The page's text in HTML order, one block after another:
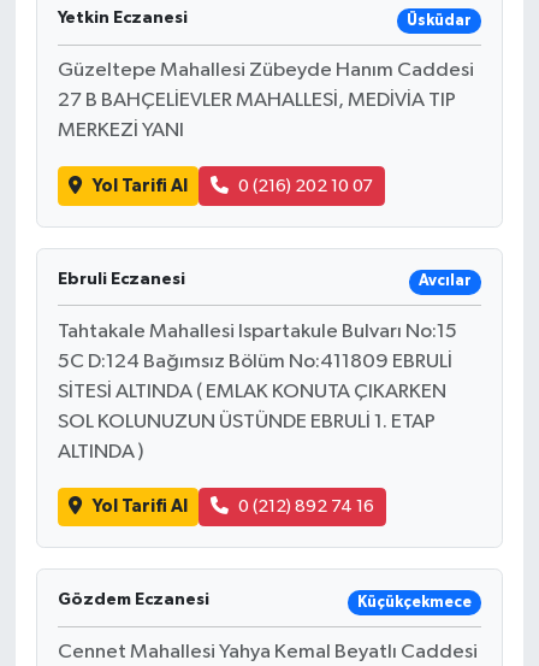
Yetkin Eczanesi Üsküdar
Güzeltepe Mahallesi Zübeyde Hanım Caddesi
27 B BAHÇELİEVLER MAHALLESİ, MEDİVİA TIP
MERKEZİ YANI
Yol Tarifi Al 0 (216) 202 10 07
Ebruli Eczanesi Avcılar
Tahtakale Mahallesi Ispartakule Bulvarı No:15
5C D:124 Bağımsız Bölüm No:411809 EBRULİ
SİTESİ ALTINDA ( EMLAK KONUTA ÇIKARKEN
SOL KOLUNUZUN ÜSTÜNDE EBRULİ 1. ETAP
ALTINDA )
Yol Tarifi Al 0 (212) 892 74 16
Gözdem Eczanesi Küçükçekmece
Cennet Mahallesi Yahya Kemal Beyatlı Caddesi